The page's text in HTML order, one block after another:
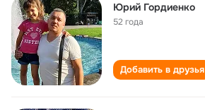
Юрий Гордиенко
52 года
Добавить в друзья